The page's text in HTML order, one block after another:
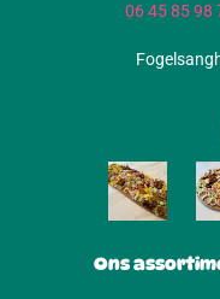
06 45 85 98
Ons